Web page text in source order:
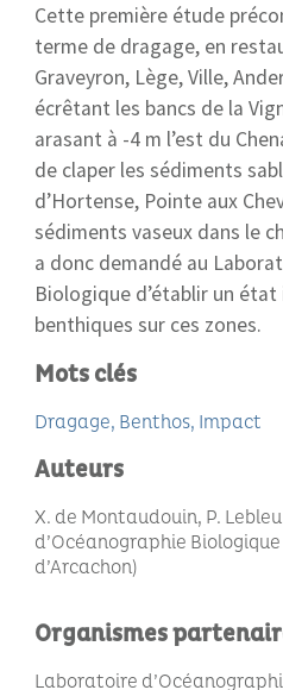
Cette première étude
terme de dragage, en
Graveyron, Lège, Ville,
écrêtant les bancs de la
arasant à -4 m l’est du
de claper les sédiments
d’Hortense, Pointe aux
sédiments vaseux dans le
a donc demandé au
Biologique d’établir un
benthiques sur ces zones.
Mots clés
Dragage Benthos Impact
Auteurs
X. de Montaudouin, P.
d’Océanographie
d’Arcachon)
Organismes
Laboratoire